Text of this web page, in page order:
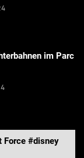
im Parc
Force #disney